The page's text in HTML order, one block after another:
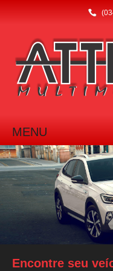
MENU
Encontre seu